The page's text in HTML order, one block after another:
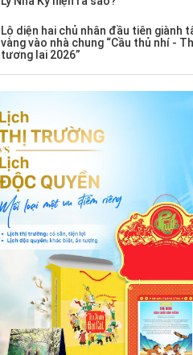
Lộ diện hai chủ nhân đầu tiên giành
vàng vào nhà chung “Cầu thủ nhí -
tương lai 2026”